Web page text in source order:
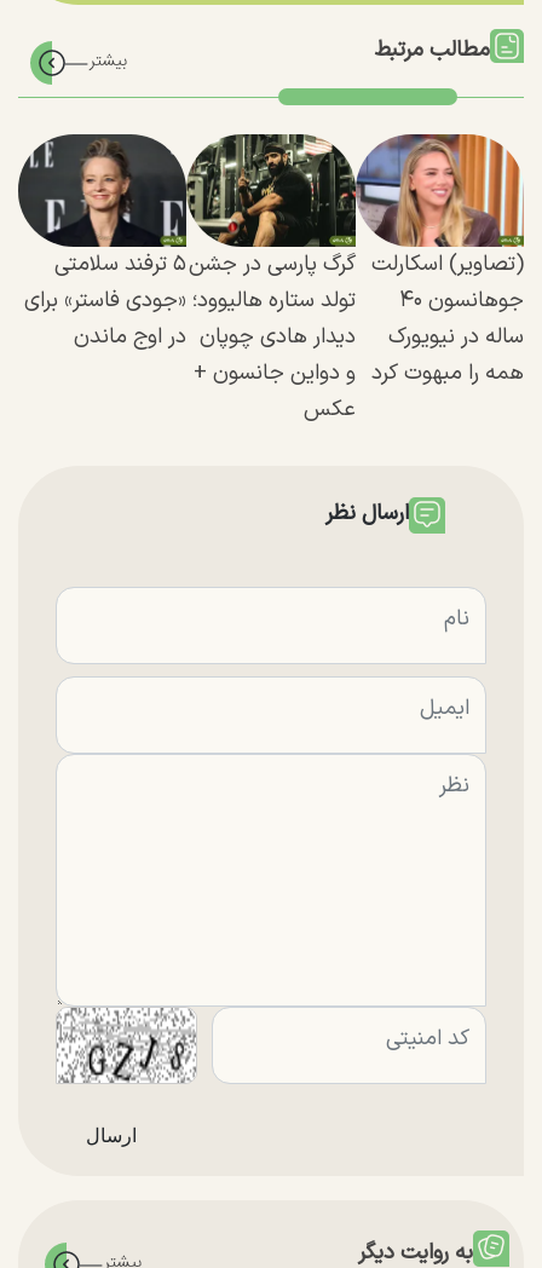
مطالب مرتبط
(تصاویر) اسکارلت
جوهانسون ۴۰
ساله در نیویورک
همه را مبهوت کرد
گرگ پارسی در جشن
تولد ستاره هالیوود؛
دیدار هادی چوپان
و دواین جانسون +
عکس
۵ ترفند سلامتی
«جودی فاستر» برای
در اوج ماندن
ارسال نظر
به روایت دیگر